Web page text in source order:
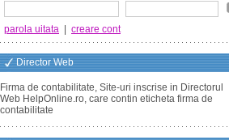
parola uitata creare cont
Director Web
Firma de contabilitate, Site-uri inscrise in Directorul
Web HelpOnline.ro, care contin eticheta firma de
contabilitate